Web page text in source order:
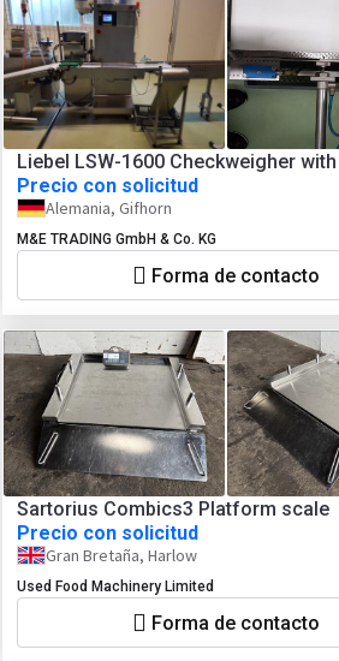
Liebel LSW-1600 Checkweigher
Precio con solicitud
Alemania, Gifhorn
M&E TRADING GmbH & Co. KG
Forma de contacto
Sartorius Combics3 Platform scale
Precio con solicitud
Gran Bretaña, Harlow
Used Food Machinery Limited
Forma de contacto